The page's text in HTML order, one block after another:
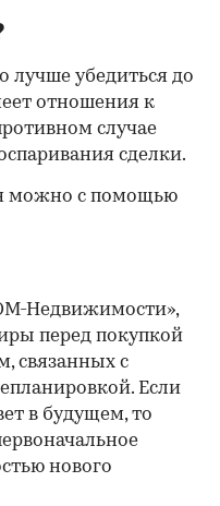
лучше убедиться до
отношения к
случае
сделки.
можно с помощью
Недвижимости»,
перед покупкой
связанных с
Если
в будущем, то
нового